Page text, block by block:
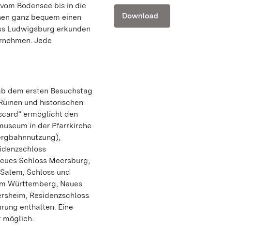
Bodensee bis in die
ganz bequem einen
Ludwigsburg erkunden
Jede
dem ersten Besuchstag
und historischen
ermöglicht den
in der Pfarrkirche
Schloss Meersburg,
Schloss und
Württemberg, Neues
Residenzschloss
enthalten. Eine
möglich.
Download